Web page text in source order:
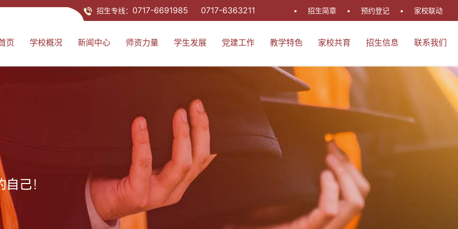
招生专线： 0717-6691985 0717-6363211 • 招生简章 • 预约登记 • 家校联动
页 学校概况 新闻中心 师资力量 学生发展 党建工作 教学特色 家校共育 招生信息 联系我们